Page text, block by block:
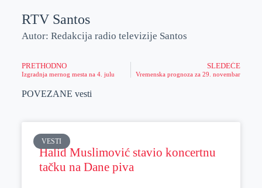
RTV Santos
Autor: Redakcija radio televizije Santos
PRETHODNO
Izgradnja mernog mesta na 4. julu
SLEDEĆE
Vremenska prognoza za 29. novembar
POVEZANE vesti
VESTI
Halid Muslimović stavio koncertnu
tačku na Dane piva